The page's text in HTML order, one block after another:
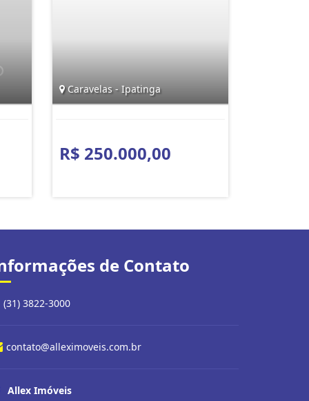
Caravelas - Ipatinga
R$ 250.000,00
de Contato
(31) 3822-3000
contato@alleximoveis.com.br
Allex Imóveis